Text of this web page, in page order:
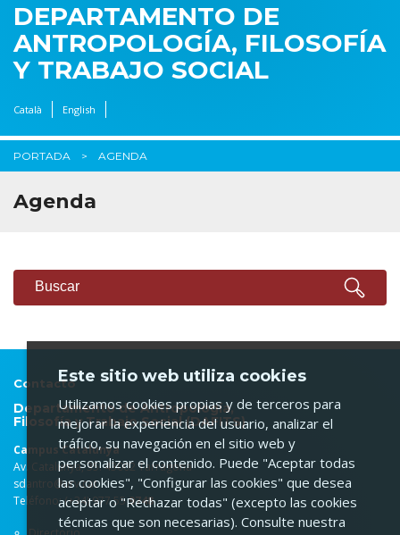
DEPARTAMENTO DE
ANTROPOLOGÍA, FILOSOFÍA
Y TRABAJO SOCIAL
Català English
PORTADA AGENDA
Agenda
BUSCARDOR
Buscar
Contacto
Departamento de Antropología,
Filosofía y Trabajo Social (DAFITS)
Campus Catalunya
Av. Catalunya, 35. 43002 Tarragona
sdantro@urv.cat
Teléfono: (+34) 977 559748
Este sitio web utiliza cookies
Utilizamos cookies propias y de terceros para
mejorar la experiencia del usuario, analizar el
tráfico, su navegación en el sitio web y
personalizar el contenido. Puede "Aceptar todas
las cookies", "Configurar las cookies" que desea
aceptar o "Rechazar todas" (excepto las cookies
técnicas que son necesarias). Consulte nuestra